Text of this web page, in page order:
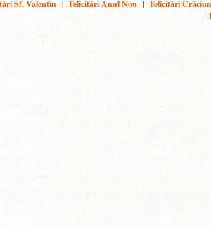
Sf. Valentin | Felicitări Anul Nou | Felicitări